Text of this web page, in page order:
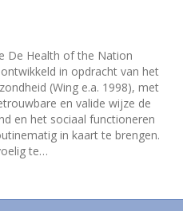
De Health of the Nation
in opdracht van het
(Wing e.a. 1998), met
en valide wijze de
en het sociaal functioneren
in kaart te brengen.
te…